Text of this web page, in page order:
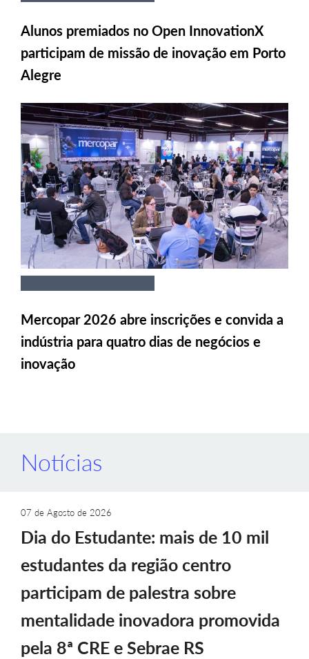
Alunos premiados no Open InnovationX
participam de missão de inovação em Porto
Alegre
Mercopar 2026 abre inscrições e convida a
indústria para quatro dias de negócios e
inovação
Notícias
07 de Agosto de 2026
Dia do Estudante: mais de 10 mil
estudantes da região centro
participam de palestra sobre
mentalidade inovadora promovida
pela 8ª CRE e Sebrae RS